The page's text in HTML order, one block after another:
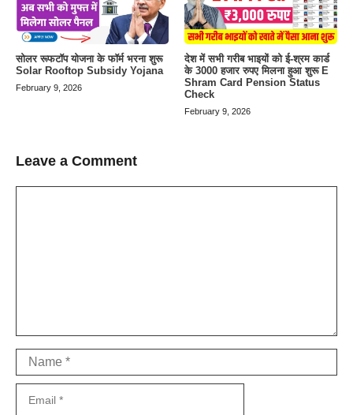
सोलर रूफटॉप योजना के फॉर्म भरना शुरू
Solar Rooftop Subsidy Yojana
February 9, 2026
देश में सभी गरीब भाइयों को ई-श्रम कार्ड
के 3000 हजार रुपए मिलना हुआ शुरू E
Shram Card Pension Status
Check
February 9, 2026
Leave a Comment
Name